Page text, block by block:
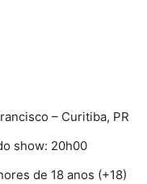
– Curitiba, PR
show: 20h00
de 18 anos (+18)